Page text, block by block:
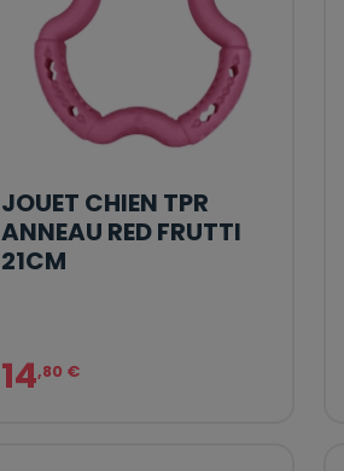
JOUET CHIEN TPR
ANNEAU RED FRUTTI
21CM
14,80 €